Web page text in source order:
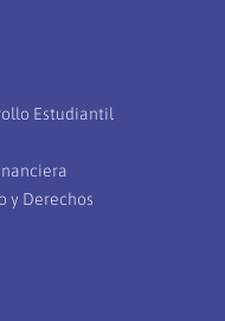
Estudiantil
y Derechos